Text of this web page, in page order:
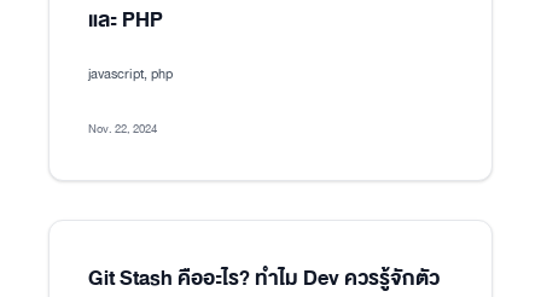
และ PHP
javascript, php
Nov. 22, 2024
Git Stash คืออะไร? ทำไม Dev ควรรู้จักตัว